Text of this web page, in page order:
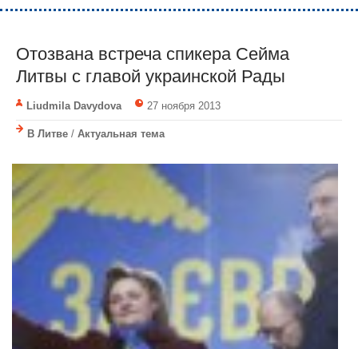
Отозвана встреча спикера Cейма
Литвы с главой украинской Рады
Liudmila Davydova 27 ноября 2013
В Литве / Актуальная тема